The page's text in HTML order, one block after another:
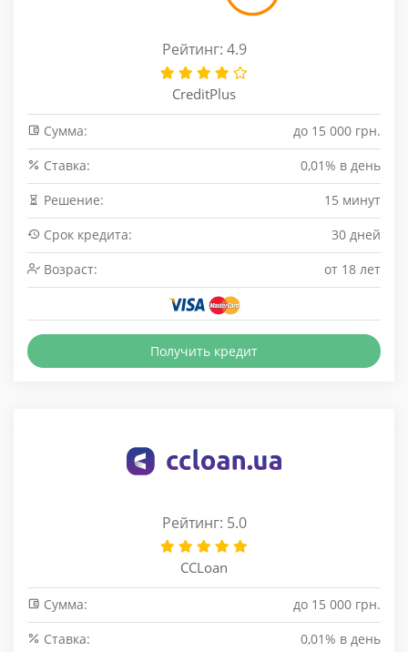
Рейтинг: 4.9
CreditPlus
Сумма:
до 15 000 грн.
Cтавка:
0,01% в день
Решение:
15 минут
Срок кредита:
30 дней
Возраст:
от 18 лет
Получить кредит
Рейтинг: 5.0
CCLoan
Сумма:
до 15 000 грн.
Cтавка:
0,01% в день